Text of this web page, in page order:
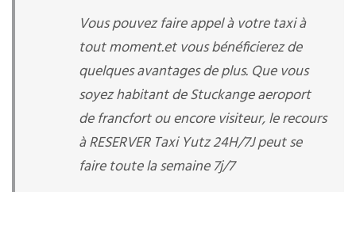
Vous pouvez faire appel à votre taxi à
tout moment.et vous bénéficierez de
quelques avantages de plus. Que vous
soyez habitant de Stuckange aeroport
de francfort ou encore visiteur, le recours
à RESERVER Taxi Yutz 24H/7J peut se
faire toute la semaine 7j/7